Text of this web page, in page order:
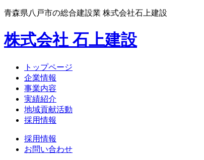
青森県八戸市の総合建設業 株式会社石上建設
株式会社 石上建設
トップページ
企業情報
事業内容
実績紹介
地域貢献活動
採用情報
採用情報
お問い合わせ